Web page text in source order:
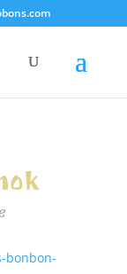
Sorted
price: